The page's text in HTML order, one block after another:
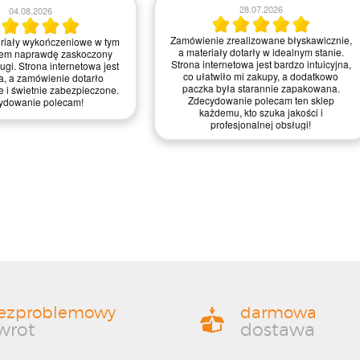
23.07.2026
błyskawicznie,
dotarły w
świetnie zapakowane.
intuicyjna i przyjemna w
ułatwiło mi
wrócę po więcej!
21.07.2026
Zamówienie było proste do zrealizowania,
a strona intuicyjna. Myślę, że mogliby
trochę poprawić szybkość dostawy, ale
ogólnie jestem zadowolony z jakości
materiałów i obsługi – zasługują na
mocne cztery gwiazdki!
darmowa
dostawa